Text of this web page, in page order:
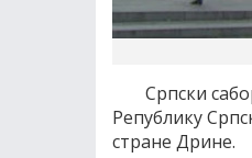
Српски
Републику
стране Дрине.